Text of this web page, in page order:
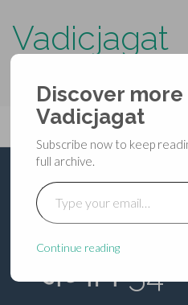
Vadicjagat
Primary
Menu
content
Vadicjagat
शिवमहापुराण –
रुद्रसंहिता
– अध्याय 54
Discover
Vadicjagat
Subscribe now to keep
full archive.
Type your email…
Continue reading